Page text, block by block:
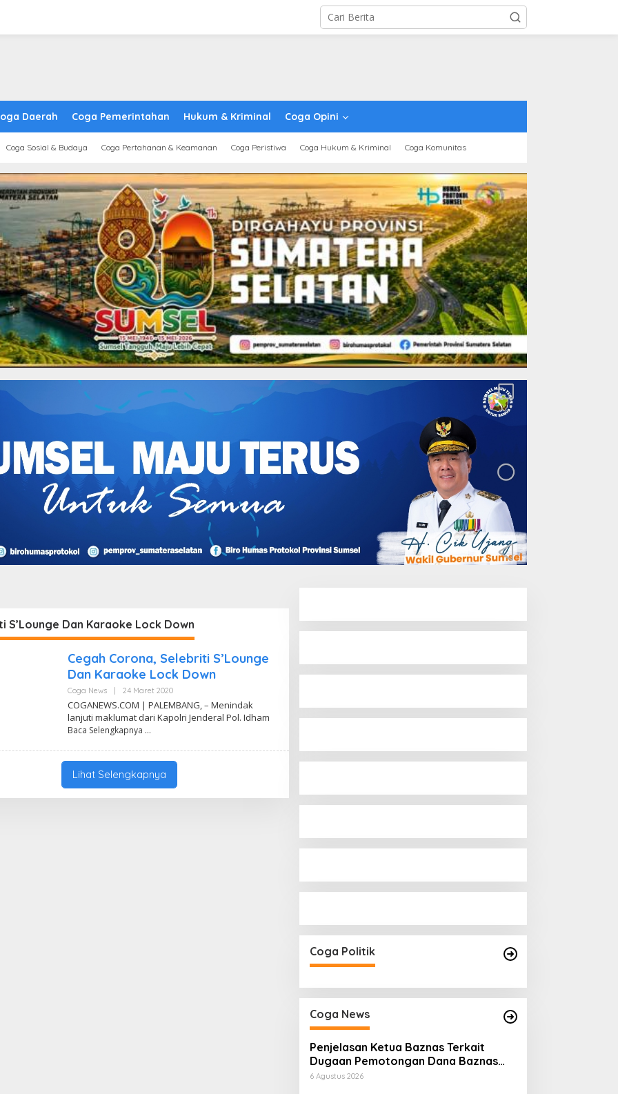
Daerah Coga Pemerintahan Hukum & Kriminal Coga Opini
Coga Sosial & Budaya Coga Pertahanan & Keamanan Coga Peristiwa Coga Hukum & Kriminal Coga Komunitas
S’Lounge Dan Karaoke Lock Down
Cegah Corona, Selebriti S’Lounge
Dan Karaoke Lock Down
Coga News | 24 Maret 2020O
L
E
H
N
A
COGANEWS.COM | PALEMBANG, – Menindak
lanjuti maklumat dari Kapolri Jenderal Pol. Idham
Baca Selengkapnya
Lihat Selengkapnya
Coga Politik
Coga News
Penjelasan Ketua Baznas Terkait
Dugaan Pemotongan Dana Baznas
Kabupaten Lahat Itu Tidak Benar
6 Agustus 2026